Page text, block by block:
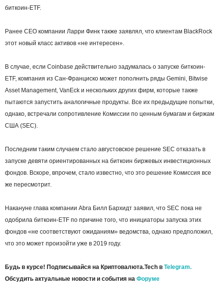
биткоин-ETF.
Ранее CEO компании Ларри Финк также заявлял, что клиентам BlackRock
этот новый класс активов «не интересен».
В случае, если Coinbase действительно задумалась о запуске биткоин-
ETF, компания из Сан-Франциско может пополнить ряды Gemini, Bitwise
Asset Management, VanEck и нескольких других фирм, которые также
пытаются запустить аналогичные продукты. Все их предыдущие попытки,
однако, встречали сопротивление Комиссии по ценным бумагам и биржам
США (SEC).
Последним таким случаем стало августовское решение SEC отказать в
запуске девяти ориентированных на биткоин биржевых инвестиционных
фондов. Вскоре, впрочем, стало известно, что это решение Комиссия все
же пересмотрит.
Накануне глава компании Abra Билл Бархидт заявил, что SEC пока не
одобрила биткоин-ETF по причине того, что инициаторы запуска этих
фондов «не соответствуют ожиданиям» ведомства, однако предположил,
что это может произойти уже в 2019 году.
Будь в курсе! Подписывайся на Криптовалюта.Tech в Telegram.
Обсудить актуальные новости и события на Форуме